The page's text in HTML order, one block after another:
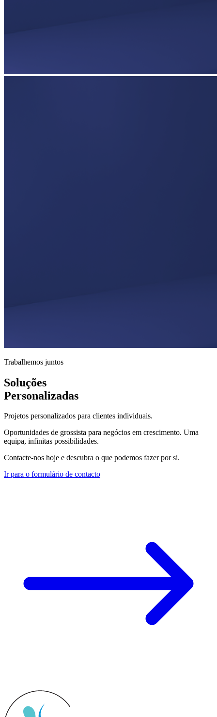
Trabalhemos juntos
Soluções
Personalizadas
Projetos personalizados para clientes individuais.
Oportunidades de grossista para negócios em crescimento. Uma
equipa, infinitas possibilidades.
Contacte-nos hoje e descubra o que podemos fazer por si.
Ir para o formulário de contacto